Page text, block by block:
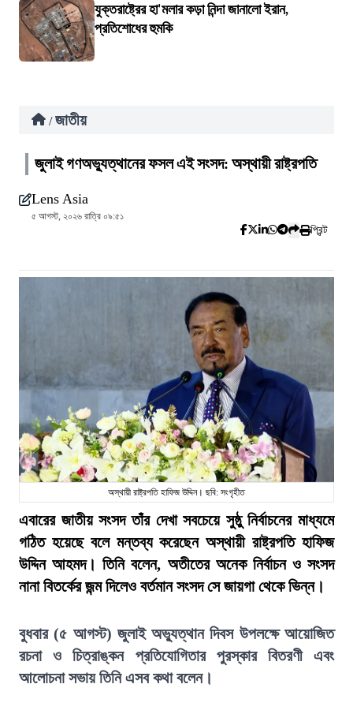
যুক্তরাষ্ট্রের হা'মলার কড়া নিন্দা জানালো ইরান,
প্রতিশোধের হুমকি
/ জাতীয়
জুলাই গণঅভ্যুত্থানের ফসল এই সংসদ: অস্থায়ী রাষ্ট্রপতি
Lens Asia
৫ আগস্ট, ২০২৬ রাত্রি ০৯:৫১
প্রিন্ট
অস্থায়ী রাষ্ট্রপতি হাফিজ উদ্দিন। ছবি: সংগৃহীত
এবারের জাতীয় সংসদ তাঁর দেখা সবচেয়ে সুষ্ঠু নির্বাচনের মাধ্যমে
গঠিত হয়েছে বলে মন্তব্য করেছেন অস্থায়ী রাষ্ট্রপতি হাফিজ
উদ্দিন আহমদ। তিনি বলেন, অতীতের অনেক নির্বাচন ও সংসদ
নানা বিতর্কের জন্ম দিলেও বর্তমান সংসদ সে জায়গা থেকে ভিন্ন।
বুধবার (৫ আগস্ট) জুলাই অভ্যুত্থান দিবস উপলক্ষে আয়োজিত
রচনা ও চিত্রাঙ্কন প্রতিযোগিতার পুরস্কার বিতরণী এবং
আলোচনা সভায় তিনি এসব কথা বলেন।